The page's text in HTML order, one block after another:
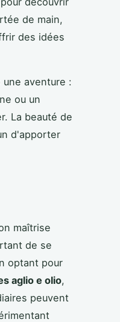
de main,
des idées
aventure :
ou un
La beauté de
d'apporter
maîtrise
de se
optant pour
aglio e olio,
peuvent